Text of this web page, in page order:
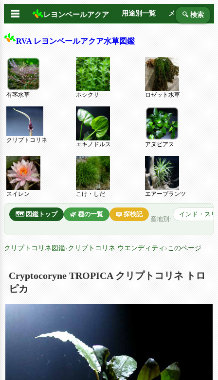
☰ レヨンベールアクア 用途別一覧 メーカー別
🔍 検索
RVA レヨンベールアクア水草図鑑
有茎水草 ホシクサ ロゼット水草
クリプトコリネ
エキノドルス アヌビアス
スイレン こけ・しだ エアープランツ
🗺️ 図鑑トップ 🌿 種の一覧 📖 探検記
産地別:
インド・ス
クリプトコリネ図鑑›クリプトコリネ ウエンディティ ›このページ
Cryptocoryne TROPICA クリプトコリネ トロ
ピカ